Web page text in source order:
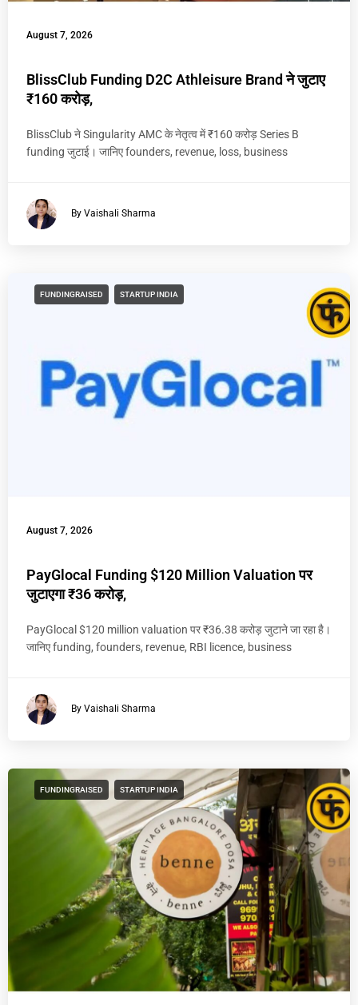
August 7, 2026
BlissClub Funding D2C Athleisure Brand ने जुटाए
₹160 करोड़,
BlissClub ने Singularity AMC के नेतृत्व में ₹160 करोड़ Series B
funding जुटाई। जानिए founders, revenue, loss, business
By Vaishali Sharma
FUNDINGRAISED STARTUP INDIA
August 7, 2026
PayGlocal Funding $120 Million Valuation पर
जुटाएगा ₹36 करोड़,
PayGlocal $120 million valuation पर ₹36.38 करोड़ जुटाने जा रहा है।
जानिए funding, founders, revenue, RBI licence, business
By Vaishali Sharma
FUNDINGRAISED STARTUP INDIA